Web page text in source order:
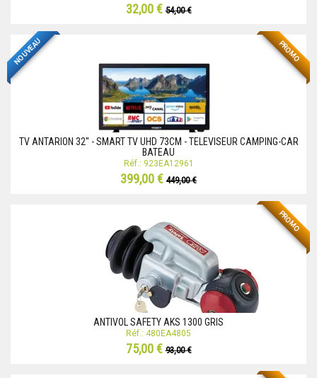
32,00 €54,00 €
PROMO
NOUVEAU
TV ANTARION 32'' - SMART TV UHD 73CM - TELEVISEUR CAMPING-CAR
BATEAU
Réf.: 923EA12961
399,00 € 449,00 €
PROMO
ANTIVOL SAFETY AKS 1300 GRIS
Réf.: 480EA4805
75,00 €93,00 €